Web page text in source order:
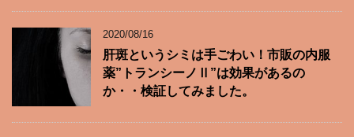
2020/08/16
肝斑というシミは手ごわい！市販の内服
薬”トランシーノⅡ”は効果があるの
か・・検証してみました。